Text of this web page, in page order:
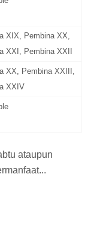
XIX, Pembina XX,
XXI, Pembina XXII
XX, Pembina XXIII,
XXIV
ataupun